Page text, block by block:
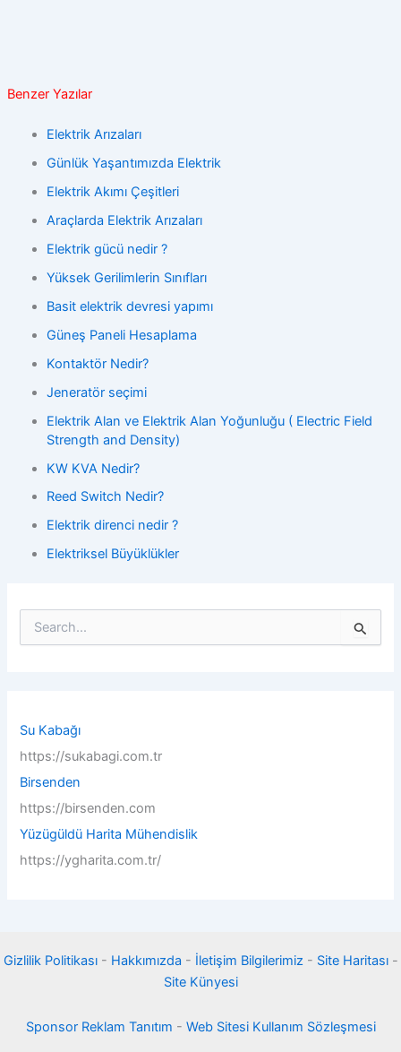
Benzer Yazılar
Elektrik Arızaları
Günlük Yaşantımızda Elektrik
Elektrik Akımı Çeşitleri
Araçlarda Elektrik Arızaları
Elektrik gücü nedir ?
Yüksek Gerilimlerin Sınıfları
Basit elektrik devresi yapımı
Güneş Paneli Hesaplama
Kontaktör Nedir?
Jeneratör seçimi
Elektrik Alan ve Elektrik Alan Yoğunluğu ( Electric Field
Strength and Density)
KW KVA Nedir?
Reed Switch Nedir?
Elektrik direnci nedir ?
Elektriksel Büyüklükler
f
r
:
Su Kabağı
https://sukabagi.com.tr
Birsenden
https://birsenden.com
Yüzügüldü Harita Mühendislik
https://ygharita.com.tr/
Gizlilik Politikası- Hakkımızda - İletişim Bilgilerimiz- Site Haritası-
Site Künyesi
Sponsor Reklam Tanıtım - Web Sitesi Kullanım Sözleşmesi